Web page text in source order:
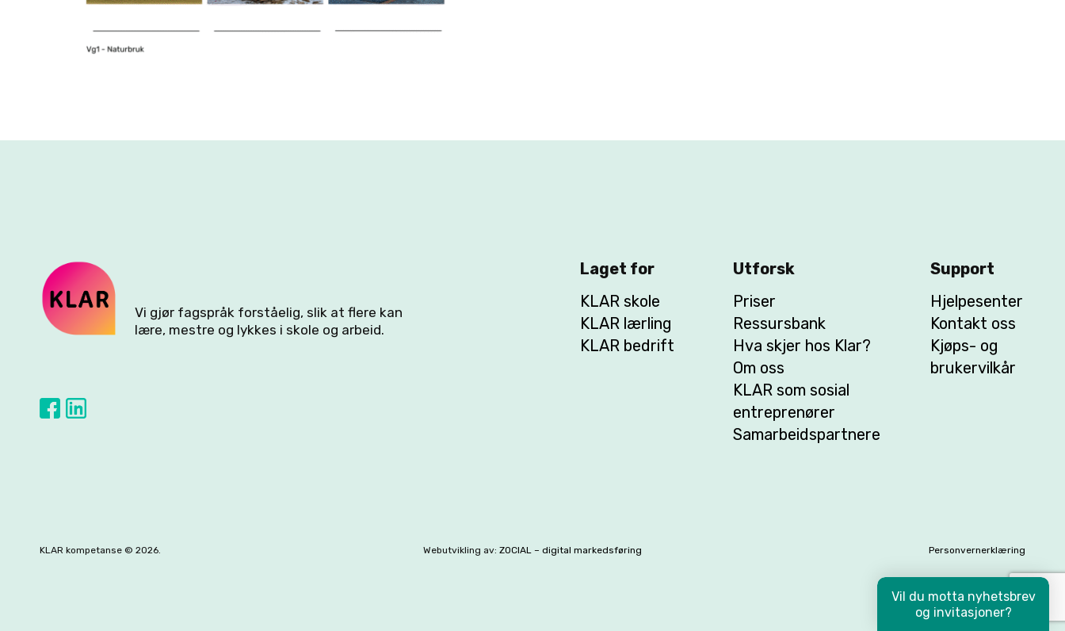
Vi gjør fagspråk forståelig, slik at flere kan
lære, mestre og lykkes i skole og arbeid.
Laget for
KLAR skole
KLAR lærling
KLAR bedrift
Utforsk
Priser
Ressursbank
Hva skjer hos Klar?
Om oss
KLAR som sosial
entreprenører
Samarbeidspartnere
Support
Hjelpesenter
Kontakt oss
Kjøps- og
brukervilkår
KLAR kompetanse © 2026. Webutvikling av: ZOCIAL – digital markedsføring Personvernerklæring
Vil du motta nyhetsbrev
og invitasjoner?